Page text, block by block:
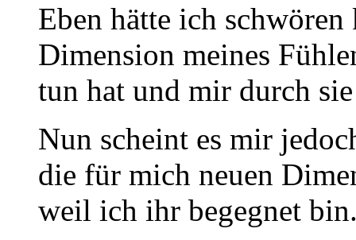
Eben hätte ich schwören
Dimension meines
tun hat und mir durch
Nun scheint es mir
die für mich neuen
weil ich ihr begegnet